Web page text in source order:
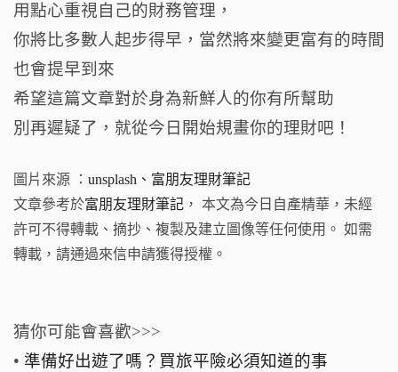
用點心重視自己的財務管理，
你將比多數人起步得早，當然將來變更富有的時間
也會提早到來
希望這篇文章對於身為新鮮人的你有所幫助
別再遲疑了，就從今日開始規畫你的理財吧！
圖片來源 ： unsplash、 富朋友理財筆記
文章參考於富朋友理財筆記 ， 本文為今日自產精華，未經
許可不得轉載、摘抄、複製及建立圖像等任何使用。 如需
轉載，請通過來信申請獲得授權。
猜你可能會喜歡>>>
• 準備好出遊了嗎？買旅平險必須知道的事